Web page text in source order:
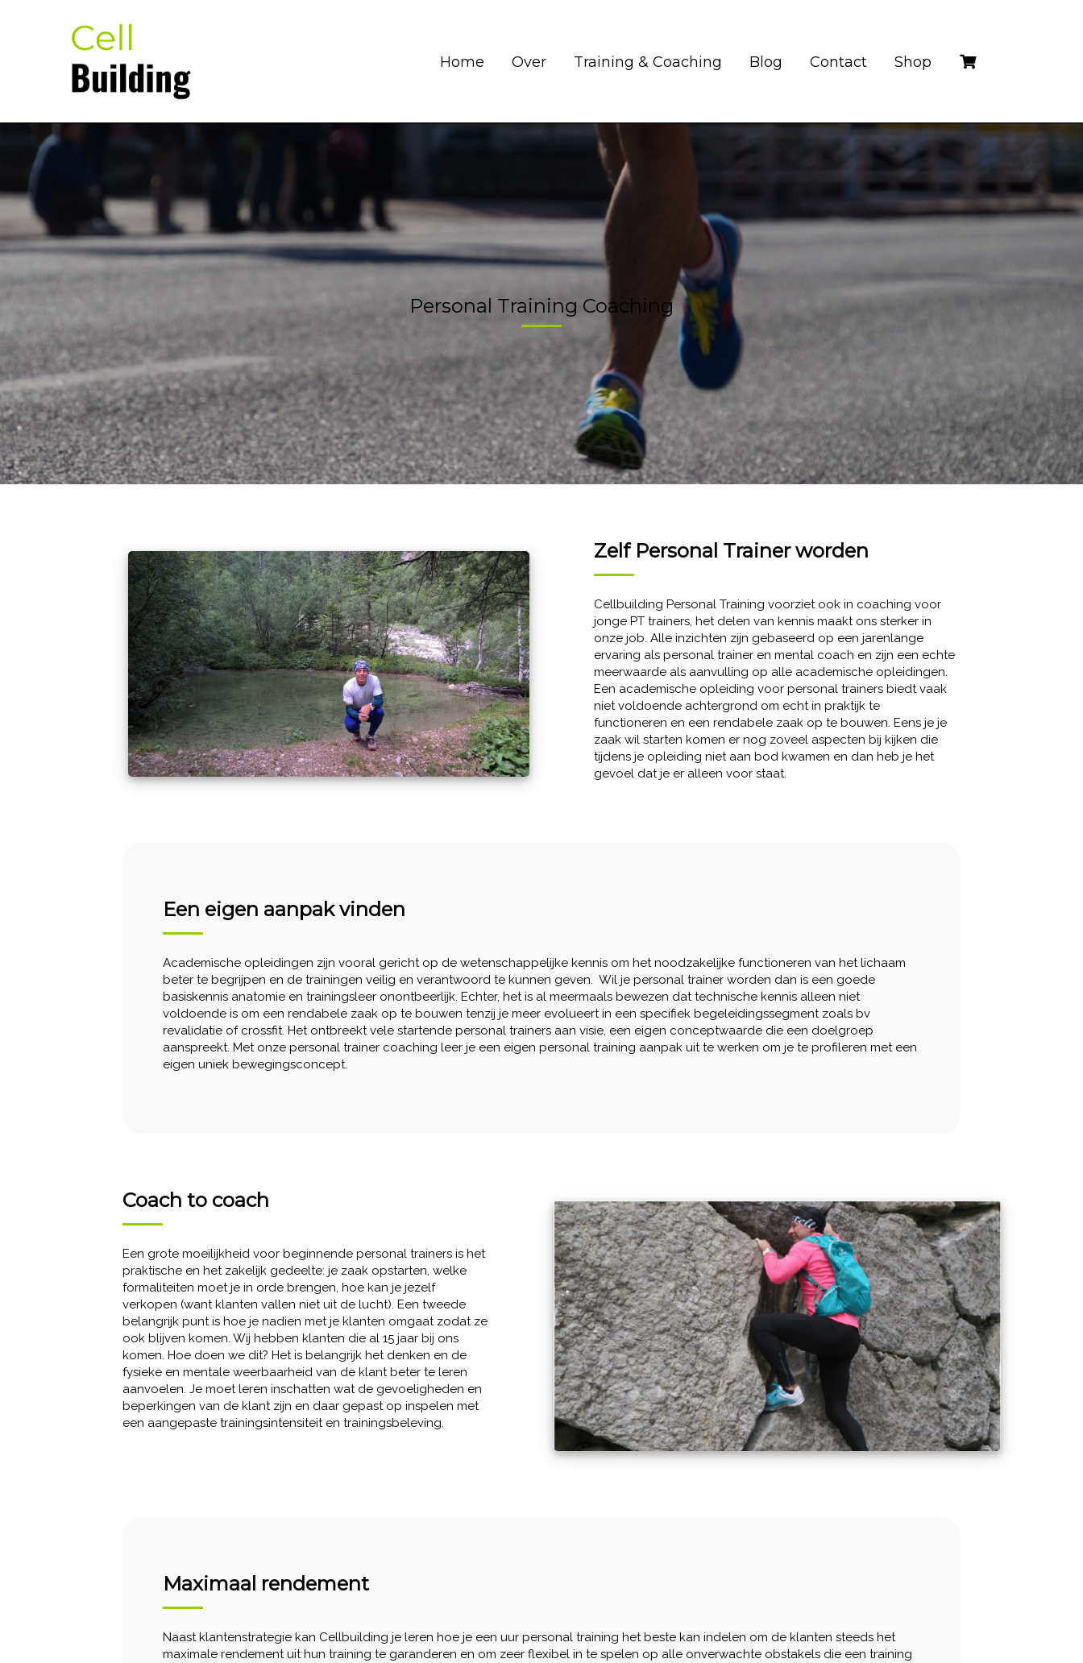
Home Over Training & Coaching Blog Contact Shop
Personal Training Coaching
Zelf Personal Trainer worden
Cellbuilding Personal Training voorziet ook in coaching voor
jonge PT trainers, het delen van kennis maakt ons sterker in
onze job. Alle inzichten zijn gebaseerd op een jarenlange
ervaring als personal trainer en mental coach en zijn een echte
meerwaarde als aanvulling op alle academische opleidingen.
Een academische opleiding voor personal trainers biedt vaak
niet voldoende achtergrond om echt in praktijk te
functioneren en een rendabele zaak op te bouwen. Eens je je
zaak wil starten komen er nog zoveel aspecten bij kijken die
tijdens je opleiding niet aan bod kwamen en dan heb je het
gevoel dat je er alleen voor staat.
Een eigen aanpak vinden
Academische opleidingen zijn vooral gericht op de wetenschappelijke kennis om het noodzakelijke functioneren van het lichaam
beter te begrijpen en de trainingen veilig en verantwoord te kunnen geven. Wil je personal trainer worden dan is een goede
basiskennis anatomie en trainingsleer onontbeerlijk. Echter, het is al meermaals bewezen dat technische kennis alleen niet
voldoende is om een rendabele zaak op te bouwen tenzij je meer evolueert in een specifiek begeleidingssegment zoals bv
revalidatie of crossfit. Het ontbreekt vele startende personal trainers aan visie, een eigen conceptwaarde die een doelgroep
aanspreekt. Met onze personal trainer coaching leer je een eigen personal training aanpak uit te werken om je te profileren met een
eigen uniek bewegingsconcept.
Coach to coach
Een grote moeilijkheid voor beginnende personal trainers is het
praktische en het zakelijk gedeelte: je zaak opstarten, welke
formaliteiten moet je in orde brengen, hoe kan je jezelf
verkopen (want klanten vallen niet uit de lucht). Een tweede
belangrijk punt is hoe je nadien met je klanten omgaat zodat ze
ook blijven komen. Wij hebben klanten die al 15 jaar bij ons
komen. Hoe doen we dit? Het is belangrijk het denken en de
fysieke en mentale weerbaarheid van de klant beter te leren
aanvoelen. Je moet leren inschatten wat de gevoeligheden en
beperkingen van de klant zijn en daar gepast op inspelen met
een aangepaste trainingsintensiteit en trainingsbeleving.
Maximaal rendement
Naast klantenstrategie kan Cellbuilding je leren hoe je een uur personal training het beste kan indelen om de klanten steeds het
maximale rendement uit hun training te garanderen en om zeer flexibel in te spelen op alle onverwachte obstakels die een training